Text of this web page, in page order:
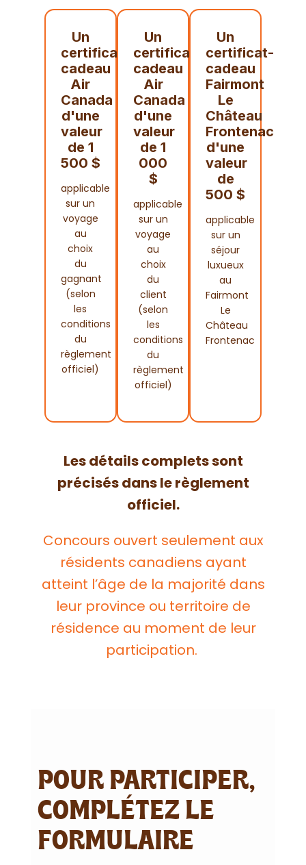
Un
certificat-
cadeau
Air
Canada
d'une
valeur
de 1
500 $
applicable
sur un
voyage
au
choix
du
gagnant
(selon
les
conditions
du
règlement
officiel)
Un
certificat-
cadeau
Air
Canada
d'une
valeur
de 1
000
$
applicable
sur un
voyage
au
choix
du
client
(selon
les
conditions
du
règlement
officiel)
Un
certificat-
cadeau
Fairmont
Le
Château
Frontenac
d'une
valeur
de
500 $
applicable
sur un
séjour
luxueux
au
Fairmont
Le
Château
Frontenac
Les détails complets sont
précisés dans le règlement
officiel.
Concours ouvert seulement aux
résidents canadiens ayant
atteint l’âge de la majorité dans
leur province ou territoire de
résidence au moment de leur
participation.
POUR PARTICIPER,
COMPLÉTEZ LE
FORMULAIRE